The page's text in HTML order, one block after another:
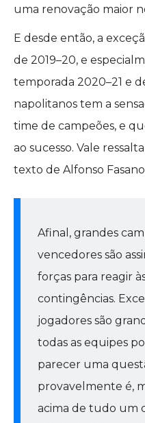
uma renovação maior
E desde então, a
de 2019–20, e
temporada 2020–21 e
napolitanos tem a
time de campeões, e
ao sucesso. Vale
texto de Alfonso
Afinal, grandes
vencedores são
forças para reagir
contingências.
jogadores são
todas as equipes
parecer uma
provavelmente é,
acima de tudo um